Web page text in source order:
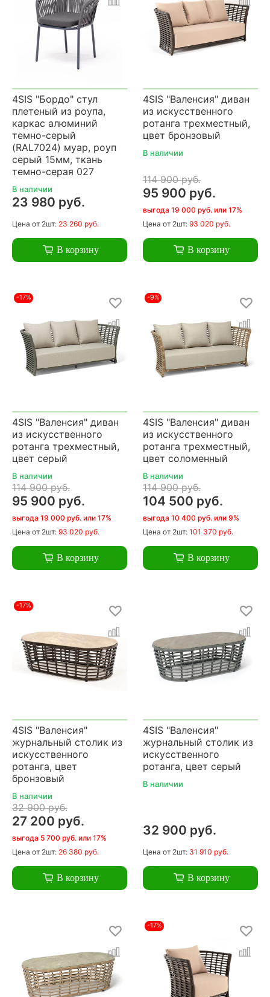
4SIS "Бордо" стул
плетеный из роупа,
каркас алюминий
темно-серый
(RAL7024) муар, роуп
серый 15мм, ткань
темно-серая 027
В наличии
23 980 руб.
Цена от 2шт: 23 260 руб.
В корзину
4SIS "Валенсия" диван
из искусственного
ротанга трехместный,
цвет бронзовый
В наличии
114 900 руб.
95 900 руб.
выгода 19 000 руб. или 17%
Цена от 2шт: 93 020 руб.
В корзину
-17%
4SIS "Валенсия" диван
из искусственного
ротанга трехместный,
цвет серый
В наличии
114 900 руб.
95 900 руб.
выгода 19 000 руб. или 17%
Цена от 2шт: 93 020 руб.
В корзину
-9%
4SIS "Валенсия" диван
из искусственного
ротанга трехместный,
цвет соломенный
В наличии
114 900 руб.
104 500 руб.
выгода 10 400 руб. или 9%
Цена от 2шт: 101 370 руб.
В корзину
-17%
4SIS "Валенсия"
журнальный столик из
искусственного
ротанга, цвет
бронзовый
В наличии
32 900 руб.
27 200 руб.
выгода 5 700 руб. или 17%
Цена от 2шт: 26 380 руб.
В корзину
4SIS "Валенсия"
журнальный столик из
искусственного
ротанга, цвет серый
В наличии
32 900 руб.
Цена от 2шт: 31 910 руб.
В корзину
-17%